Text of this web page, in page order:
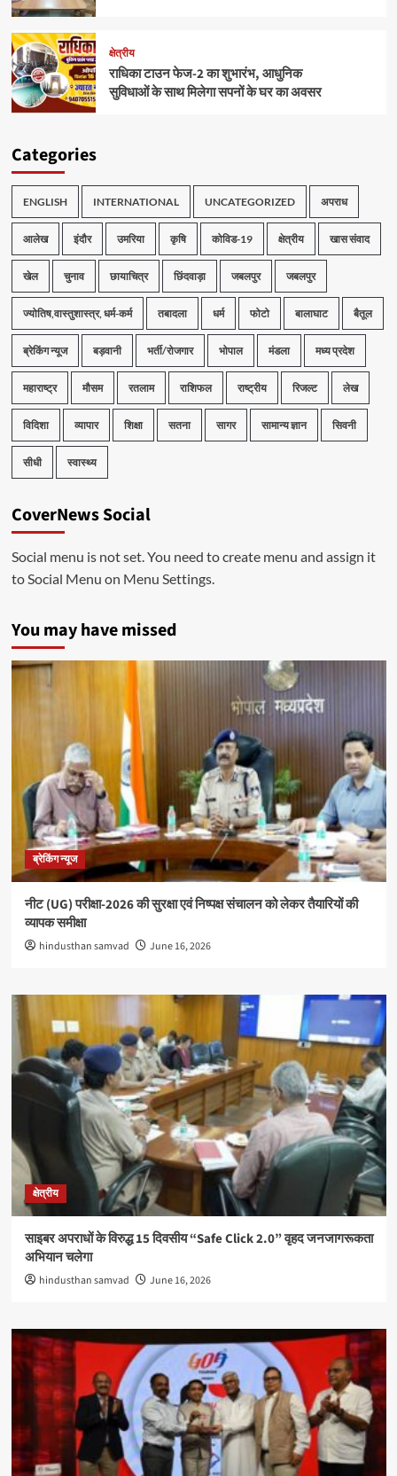
क्षेत्रीय
राधिका टाउन फेज-2 का शुभारंभ, आधुनिक
सुविधाओं के साथ मिलेगा सपनों के घर का अवसर
Categories
ENGLISH INTERNATIONAL UNCATEGORIZED अपराध
आलेख इंदौर उमरिया कृषि कोविड-19 क्षेत्रीय खास संवाद
खेल चुनाव छायाचित्र छिंदवाड़ा जबलपुर जबलपुर
ज्योतिष,वास्तुशास्त्र, धर्म-कर्म तबादला धर्म फोटो बालाघाट बैतूल
ब्रेकिंग न्यूज बड़वानी भर्ती/रोजगार भोपाल मंडला मध्य प्रदेश
महाराष्ट्र मौसम रतलाम राशिफल राष्ट्रीय रिजल्ट लेख
विदिशा व्यापार शिक्षा सतना सागर सामान्य ज्ञान सिवनी
सीधी स्वास्थ्य
CoverNews Social
Social menu is not set. You need to create menu and assign it
to Social Menu on Menu Settings.
You may have missed
ब्रेकिंग न्यूज
नीट (UG) परीक्षा-2026 की सुरक्षा एवं निष्पक्ष संचालन को लेकर तैयारियों की
व्यापक समीक्षा
hindusthan samvad June 16, 2026
क्षेत्रीय
साइबर अपराधों के विरुद्ध 15 दिवसीय “Safe Click 2.0” वृहद जनजागरूकता
अभियान चलेगा
hindusthan samvad June 16, 2026